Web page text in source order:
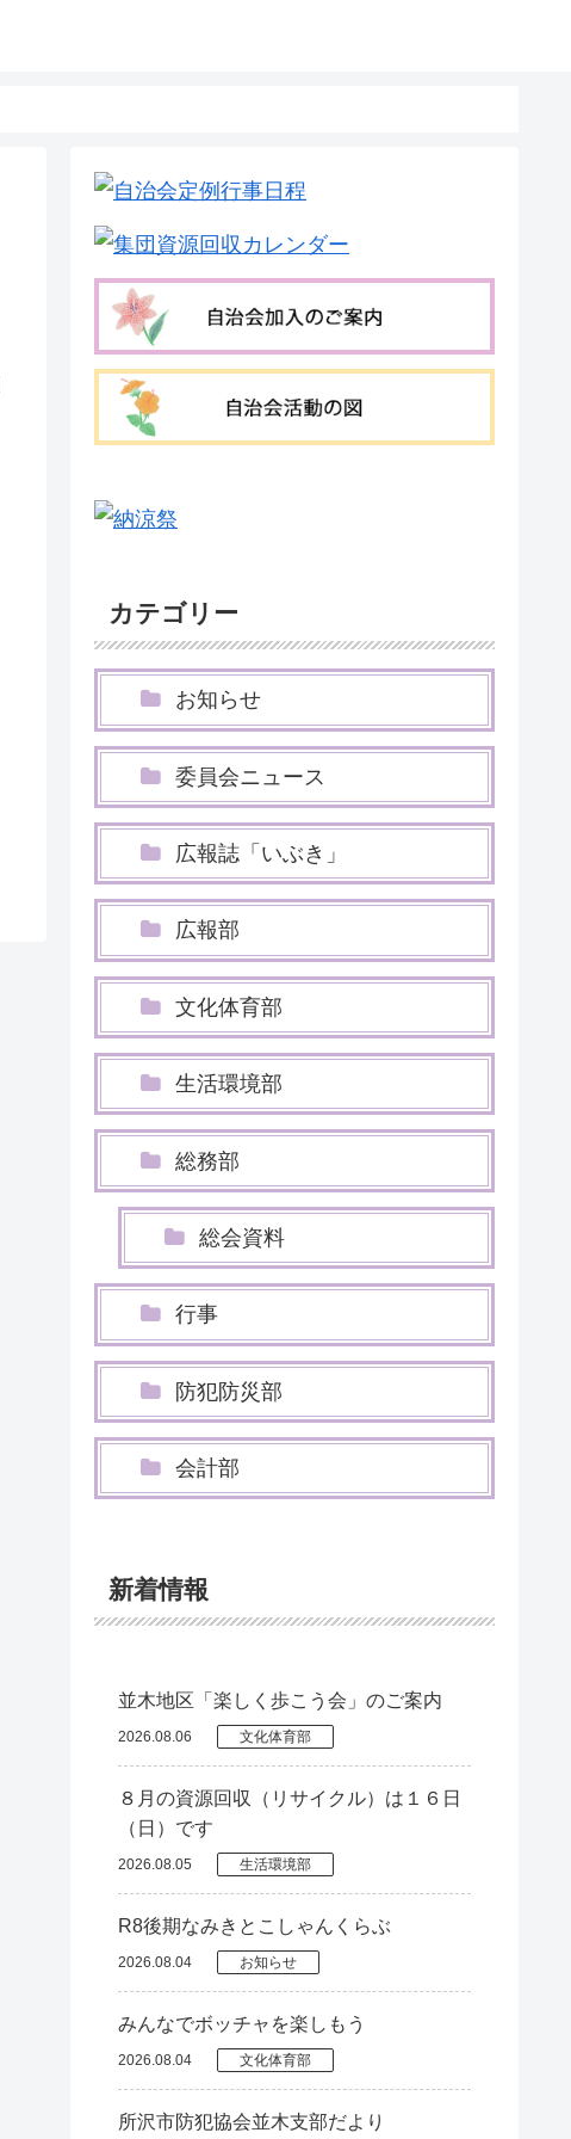
カテゴリー
お知らせ
委員会ニュース
広報誌「いぶき」
広報部
文化体育部
生活環境部
総務部
総会資料
行事
防犯防災部
会計部
新着情報
並木地区「楽しく歩こう会」のご案内
2026.08.06 文化体育部
８月の資源回収（リサイクル）は１６日
（日）です
2026.08.05 生活環境部
R8後期なみきとこしゃんくらぶ
2026.08.04 お知らせ
みんなでボッチャを楽しもう
2026.08.04 文化体育部
所沢市防犯協会並木支部だより